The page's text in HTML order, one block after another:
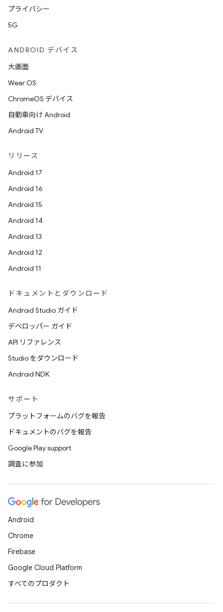
プライバシー
5G
ANDROID デバイス
大画面
Wear OS
ChromeOS デバイス
自動車向け Android
Android TV
リリース
Android 17
Android 16
Android 15
Android 14
Android 13
Android 12
Android 11
ドキュメントとダウンロード
Android Studio ガイド
デベロッパー ガイド
API リファレンス
Studio をダウンロード
Android NDK
サポート
プラットフォームのバグを報告
ドキュメントのバグを報告
Google Play support
調査に参加
Android
Chrome
Firebase
Google Cloud Platform
すべてのプロダクト